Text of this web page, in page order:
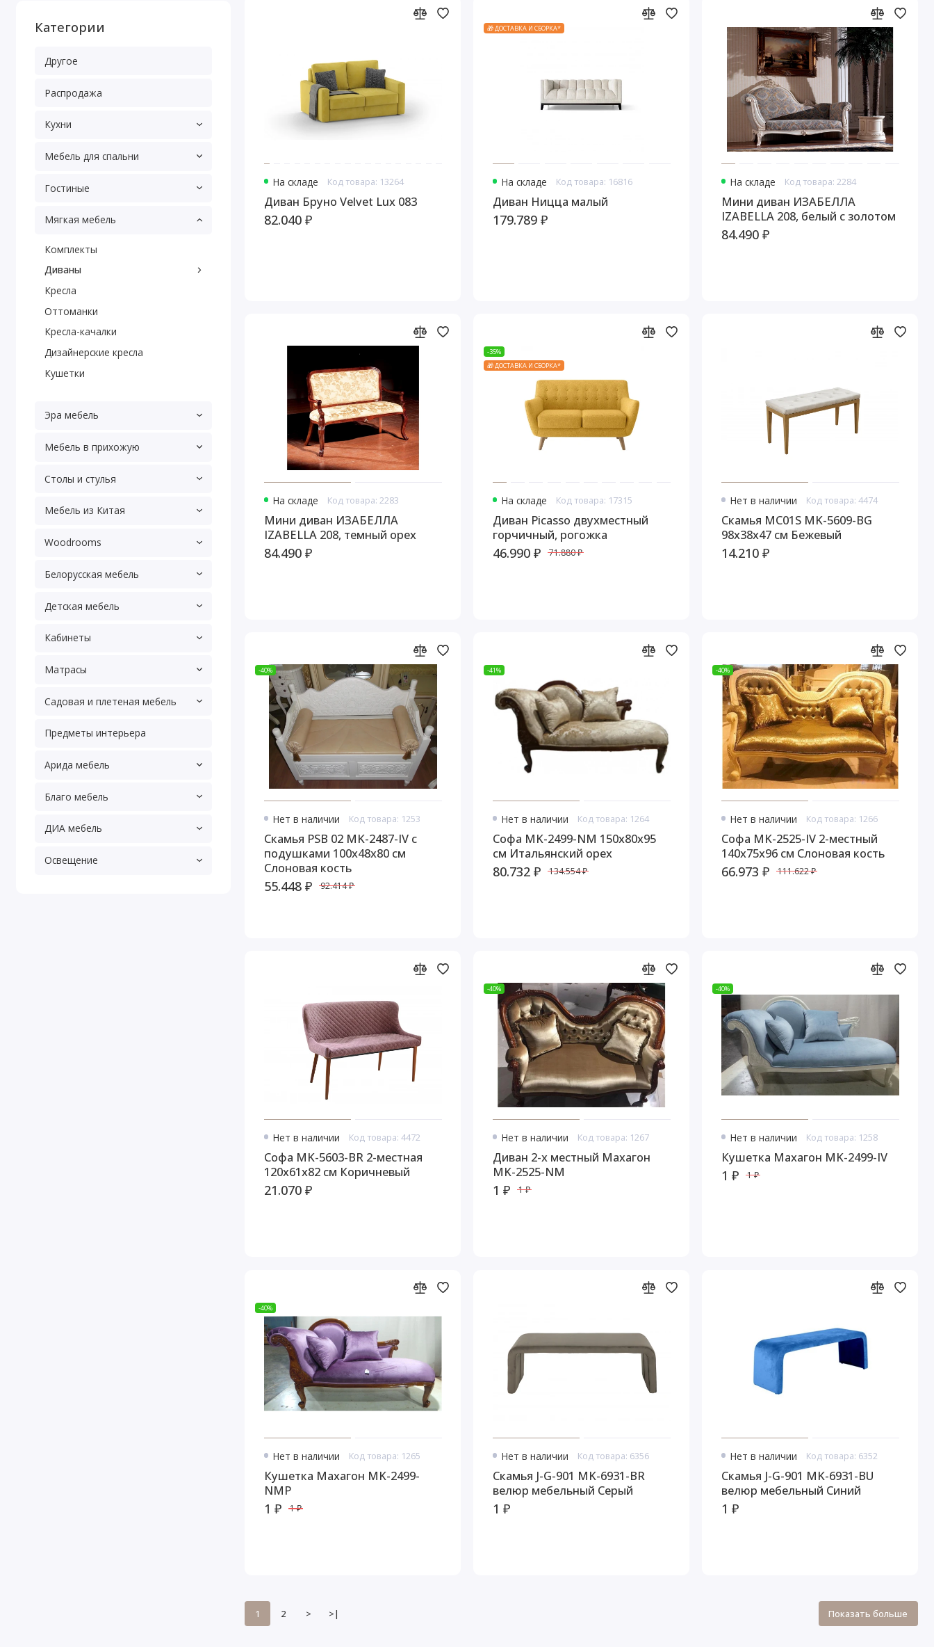
Категории
Другое
Распродажа
Кухни
Мебель для спальни
Гостиные
Мягкая мебель
Комплекты
Диваны
Кресла
Оттоманки
Кресла-качалки
Дизайнерские кресла
Кушетки
Эра мебель
Мебель в прихожую
Столы и стулья
Мебель из Китая
Woodrooms
Белорусская мебель
Детская мебель
Кабинеты
Матрасы
Садовая и плетеная мебель
Предметы интерьера
Арида мебель
Благо мебель
ДИА мебель
Освещение
На складе Код товара: 13264
Диван Бруно Velvet Lux 083
82.040 ₽
🎁 ДОСТАВКА И СБОРКА*
На складе Код товара: 16816
Диван Ницца малый
179.789 ₽
На складе Код товара: 2284
Мини диван ИЗАБЕЛЛА
IZABELLA 208, белый с золотом
84.490 ₽
На складе Код товара: 2283
Мини диван ИЗАБЕЛЛА
IZABELLA 208, темный орех
84.490 ₽
-35%
🎁 ДОСТАВКА И СБОРКА*
На складе Код товара: 17315
Диван Picasso двухместный
горчичный, рогожка
46.990 ₽ 71.880 ₽
Нет в наличии Код товара: 4474
Скамья MC01S MK-5609-BG
98х38х47 см Бежевый
14.210 ₽
-40%
Нет в наличии Код товара: 1253
Скамья PSB 02 MK-2487-IV с
подушками 100х48х80 см
Слоновая кость
55.448 ₽ 92.414 ₽
-41%
Нет в наличии Код товара: 1264
Софа MK-2499-NM 150х80х95
см Итальянский орех
80.732 ₽ 134.554 ₽
-40%
Нет в наличии Код товара: 1266
Софа MK-2525-IV 2-местный
140х75х96 см Слоновая кость
66.973 ₽ 111.622 ₽
Нет в наличии Код товара: 4472
Софа MK-5603-BR 2-местная
120х61х82 см Коричневый
21.070 ₽
-40%
Нет в наличии Код товара: 1267
Диван 2-х местный Махагон
MK-2525-NM
1 ₽ 1 ₽
-40%
Нет в наличии Код товара: 1258
Кушетка Махагон MK-2499-IV
1 ₽ 1 ₽
-40%
Нет в наличии Код товара: 1265
Кушетка Махагон MK-2499-
NMP
1 ₽ 1 ₽
Нет в наличии Код товара: 6356
Скамья J-G-901 MK-6931-BR
велюр мебельный Серый
1 ₽
Нет в наличии Код товара: 6352
Скамья J-G-901 MK-6931-BU
велюр мебельный Синий
1 ₽
1 2 > >| Показать больше